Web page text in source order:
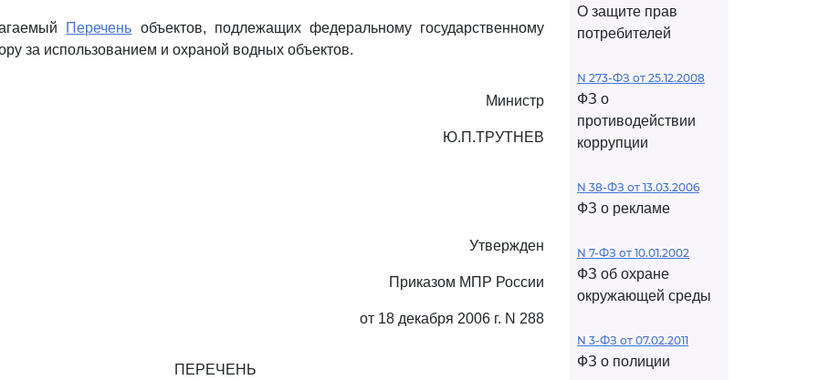
Перечень объектов, подлежащих федеральному государственному
за использованием и охраной водных объектов.
Министр
Ю.П.ТРУТНЕВ
Утвержден
Приказом МПР России
от 18 декабря 2006 г. N 288
ПЕРЕЧЕНЬ
О защите прав
потребителей
N 273-ФЗ от 25.12.2008
ФЗ о
противодействии
коррупции
N 38-ФЗ от 13.03.2006
ФЗ о рекламе
N 7-ФЗ от 10.01.2002
ФЗ об охране
окружающей среды
N 3-ФЗ от 07.02.2011
ФЗ о полиции